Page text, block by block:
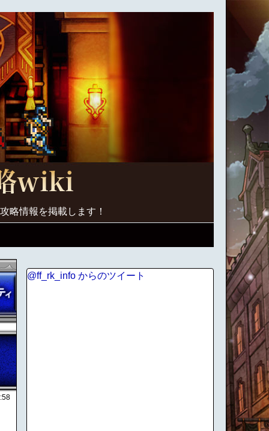
略情報を掲載します！
@ff_rk_info からのツイート